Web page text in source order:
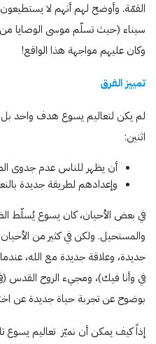
القمّة. وأوضح لهم أنهم لا
سيناء (حيث تسلّم موسى الوصايا من
وكان عليهم مواجهة هذا الواقع!
تمييز الفرق
لم يكن لتعاليم يسوع هدف واحد بل
اثنين:
أن يظهر للناس عدم جدوى
وإعدادهم لطريقة جديدة
في بعض الأحيان، كان يسوع يُسلّط
والمستحيل. ولكن في كثير من
جديدة، وعلاقة جديدة مع الله،
بوضوح عن تجربة حياة جديدة عن
إذاً كيف يمكن أن نميّز تعاليم